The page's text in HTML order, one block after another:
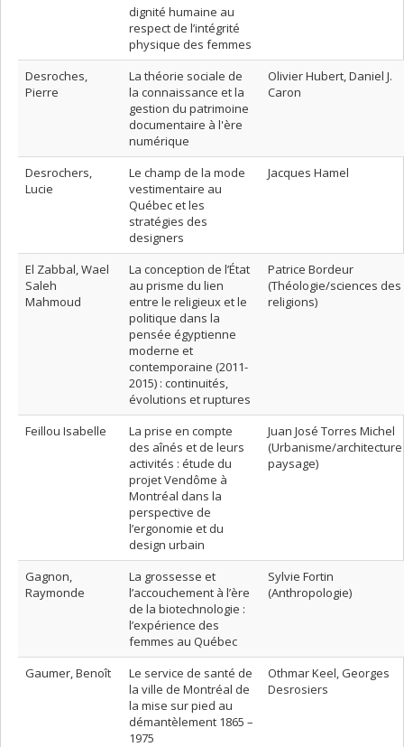
dignité humaine au
respect de l’intégrité
physique des femmes
Desroches,
Pierre
La théorie sociale de
la connaissance et la
gestion du patrimoine
documentaire à l'ère
numérique
Olivier Hubert, Daniel J.
Caron
Desrochers,
Lucie
Le champ de la mode
vestimentaire au
Québec et les
stratégies des
designers
Jacques Hamel
El Zabbal, Wael
Saleh
Mahmoud
La conception de l’État
au prisme du lien
entre le religieux et le
politique dans la
pensée égyptienne
moderne et
contemporaine (2011-
2015) : continuités,
évolutions et ruptures
Patrice Bordeur
(Théologie/sciences des
religions)
Feillou Isabelle
La prise en compte
des aînés et de leurs
activités : étude du
projet Vendôme à
Montréal dans la
perspective de
l’ergonomie et du
design urbain
Juan José Torres Michel
(Urbanisme/architecture
paysage)
Gagnon,
Raymonde
La grossesse et
l’accouchement à l’ère
de la biotechnologie :
l’expérience des
femmes au Québec
Sylvie Fortin
(Anthropologie)
Gaumer, Benoît
Le service de santé de
la ville de Montréal de
la mise sur pied au
démantèlement 1865 –
1975
Othmar Keel, Georges
Desrosiers